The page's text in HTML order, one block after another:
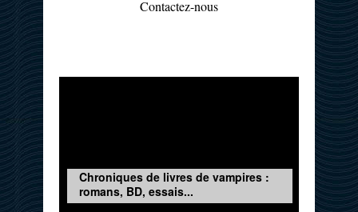
Contactez-nous
Chroniques de livres de vampires :
romans, BD, essais...